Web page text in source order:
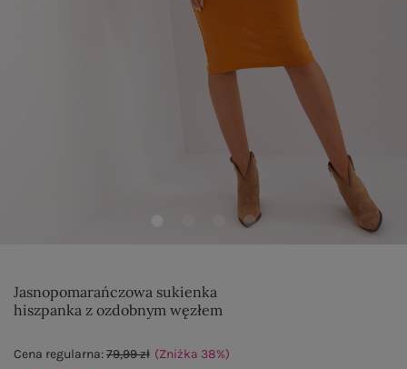
Jasnopomarańczowa sukienka
hiszpanka z ozdobnym węzłem
Cena regularna:79,99 zł (Zniżka 38%)